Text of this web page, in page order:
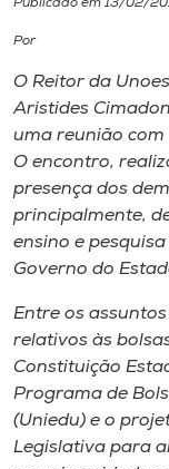
Cultura
CPA
Biblioteca
Editora
Rádio
Museu
Unoesc
Publicado em 13/02/
Por
O Reitor da
Aristides
uma reunião com
O encontro,
presença dos
principalmente,
ensino e
Governo do
Entre os
relativos às
Constituição
Programa de
(Uniedu) e o
Legislativa para